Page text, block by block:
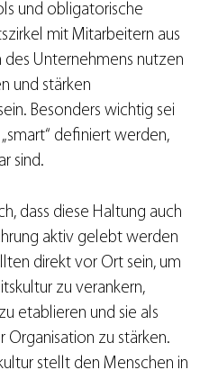
und obligatorische
mit Mitarbeitern aus
Unternehmens nutzen
und stärken
Besonders wichtig sei
definiert werden,
sind.
dass diese Haltung auch
aktiv gelebt werden
direkt vor Ort sein, um
zu verankern,
etablieren und sie als
Organisation zu stärken.
stellt den Menschen in